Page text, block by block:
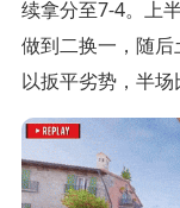
续拿分至7-4。上
做到二换一，随
以扳平劣势，半场